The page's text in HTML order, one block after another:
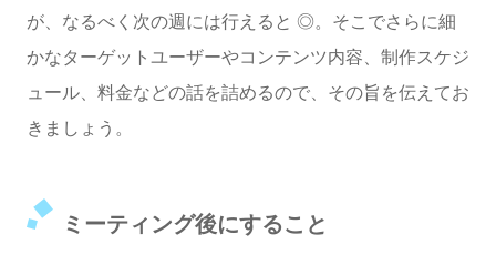
が、なるべく次の週には行えると ◎。そこでさらに細
かなターゲットユーザーやコンテンツ内容、制作スケジ
ュール、料金などの話を詰めるので、その旨を伝えてお
きましょう。
ミーティング後にすること